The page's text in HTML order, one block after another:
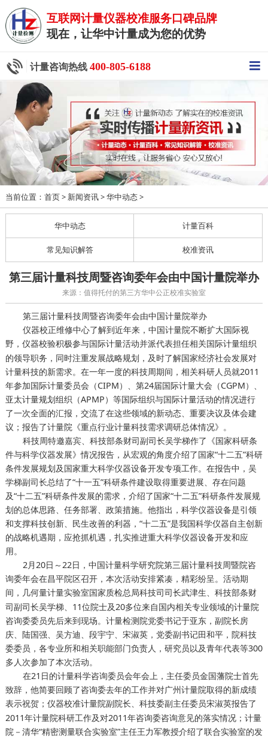
互联网计量仪器校准服务口碑品牌
现在，让华中计量成为您的优势
计量咨询热线 400-805-6188
当前位置： 首页> 新闻资讯> 华中动态>
华中动态 计量百科
常见知识解答 校准资讯
第三届计量科技周暨咨询委年会由中国计量院举办
来源：值得托付的第三方华中公正校准实验室
第三届计量科技周暨咨询委年会由中国计量院举办
仪器校正维修中心了解到近年来，中国计量院不断扩大国际视
野， 仪器校验积极参与国际计量活动并派代表担任相关国际计量组织
的领导职务，同时注重发展战略规划，及时了解国家经济社会发展对
计量科技的新需求。在一年一度的科技周期间，相关科研人员就2011
年参加国际计量委员会（CIPM）、第24届国际计量大会（CGPM）、
亚太计量规划组织（APMP）等国际组织与国际计量活动的情况进行
了一次全面的汇报，交流了在这些领域的新动态、重要决议及体会建
议；报告了计量院《重点行业计量科技需求调研总体情况》。
科技周特邀嘉宾、科技部条财司副司长吴学梯作了《国家科研条
件与科学仪器发展》情况报告，从宏观的角度介绍了国家“十二五”科研
条件发展规划及国家重大科学仪器设备开发专项工作。在报告中，吴
学梯副司长总结了“十一五”科研条件建设取得重要进展、存在问题
及“十二五”科研条件发展的需求，介绍了国家“十二五”科研条件发展规
划的总体思路、任务部署、政策措施。他指出，科学仪器设备是引领
和支撑科技创新、民生改善的利器，“十二五”是我国科学仪器自主创新
的战略机遇期，应抢抓机遇，扎实推进重大科学仪器设备开发和应
用。
2月20日～22日，中国计量科学研究院第三届计量科技周暨院咨
询委年会在昌平院区召开，本次活动安排紧凑，精彩纷呈。活动期
间， 几何量计量实验室国家质检总局科技司司长武津生、科技部条财
司副司长吴学梯、11位院士及20多位来自国内相关专业领域的计量院
咨询委委员先后来到现场。计量检测院党委书记于亚东，副院长房
庆、陆国强、吴方迪、段宇宁、宋淑英，党委副书记田和平，院科技
委委员，各专业所和相关职能部门负责人，研究员以及青年代表等300
多人次参加了本次活动。
在21日的计量科学咨询委员会年会上，主任委员金国藩院士首先
致辞，他简要回顾了咨询委去年的工作并对广州计量院取得的新成绩
表示祝贺； 仪器校准计量院副院长、科技委副主任委员宋淑英报告了
2011年计量院科研工作及对2011年咨询委咨询意见的落实情况；计量
院－清华“精密测量联合实验室”主任王力军教授介绍了联合实验室的发